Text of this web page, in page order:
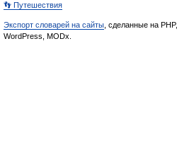
👣 Путешествия
Экспорт словарей на сайты , сделанные на PHP,
WordPress, MODx.